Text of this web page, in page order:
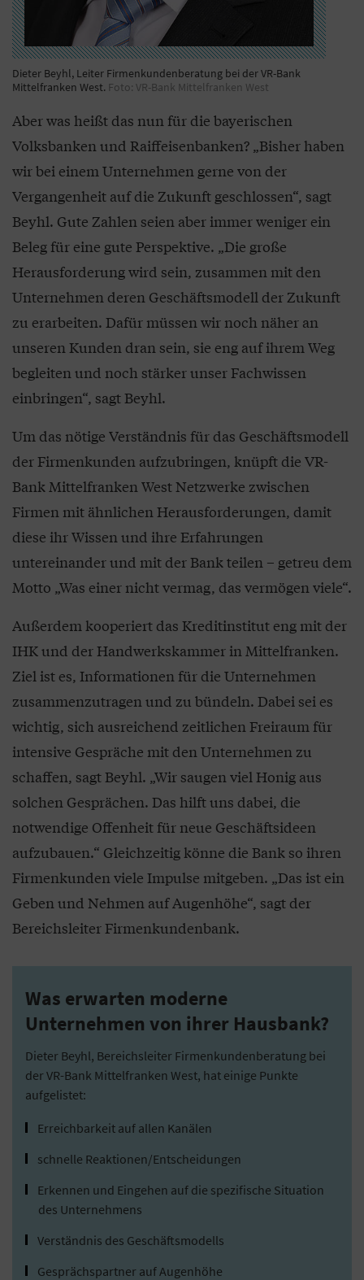
Dieter Beyhl, Leiter Firmenkundenberatung bei der VR-Bank
Mittelfranken West. Foto: VR-Bank Mittelfranken West
Aber was heißt das nun für die bayerischen
Volksbanken und Raiffeisenbanken? „Bisher haben
wir bei einem Unternehmen gerne von der
Vergangenheit auf die Zukunft geschlossen“, sagt
Beyhl. Gute Zahlen seien aber immer weniger ein
Beleg für eine gute Perspektive. „Die große
Herausforderung wird sein, zusammen mit den
Unternehmen deren Geschäftsmodell der Zukunft
zu erarbeiten. Dafür müssen wir noch näher an
unseren Kunden dran sein, sie eng auf ihrem Weg
begleiten und noch stärker unser Fachwissen
einbringen“, sagt Beyhl.
Um das nötige Verständnis für das Geschäftsmodell
der Firmenkunden aufzubringen, knüpft die VR-
Bank Mittelfranken West Netzwerke zwischen
Firmen mit ähnlichen Herausforderungen, damit
diese ihr Wissen und ihre Erfahrungen
untereinander und mit der Bank teilen – getreu dem
Motto „Was einer nicht vermag, das vermögen viele“.
Außerdem kooperiert das Kreditinstitut eng mit der
IHK und der Handwerkskammer in Mittelfranken.
Ziel ist es, Informationen für die Unternehmen
zusammenzutragen und zu bündeln. Dabei sei es
wichtig, sich ausreichend zeitlichen Freiraum für
intensive Gespräche mit den Unternehmen zu
schaffen, sagt Beyhl. „Wir saugen viel Honig aus
solchen Gesprächen. Das hilft uns dabei, die
notwendige Offenheit für neue Geschäftsideen
aufzubauen.“ Gleichzeitig könne die Bank so ihren
Firmenkunden viele Impulse mitgeben. „Das ist ein
Geben und Nehmen auf Augenhöhe“, sagt der
Bereichsleiter Firmenkundenbank.
Was erwarten moderne
Unternehmen von ihrer Hausbank?
Dieter Beyhl, Bereichsleiter Firmenkundenberatung bei
der VR-Bank Mittelfranken West, hat einige Punkte
aufgelistet:
Erreichbarkeit auf allen Kanälen
schnelle Reaktionen/Entscheidungen
Erkennen und Eingehen auf die spezifische Situation
des Unternehmens
Verständnis des Geschäftsmodells
Gesprächspartner auf Augenhöhe